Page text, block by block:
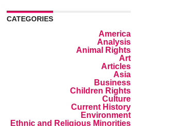
CATEGORIES
America
Analysis
Animal Rights
Art
Articles
Asia
Business
Children Rights
Culture
Current History
Environment
Ethnic and Religious Minorities